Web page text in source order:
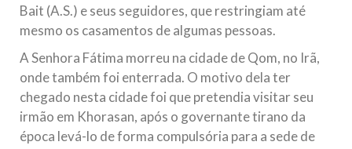
Bait (A.S.) e seus seguidores, que restringiam até
mesmo os casamentos de algumas pessoas.
A Senhora Fátima morreu na cidade de Qom, no Irã,
onde também foi enterrada. O motivo dela ter
chegado nesta cidade foi que pretendia visitar seu
irmão em Khorasan, após o governante tirano da
época levá-lo de forma compulsória para a sede de